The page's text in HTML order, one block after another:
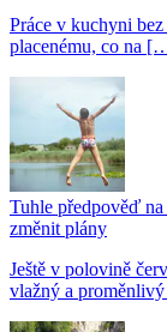
Práce v kuchyni
placenému, co na
Tuhle předpověď
změnit plány
Ještě v polovině
vlažný a